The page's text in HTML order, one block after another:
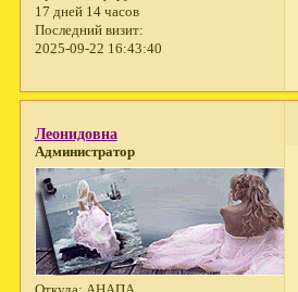
17 дней 14 часов
Последний визит:
2025-09-22 16:43:40
Леонидовна
Администратор